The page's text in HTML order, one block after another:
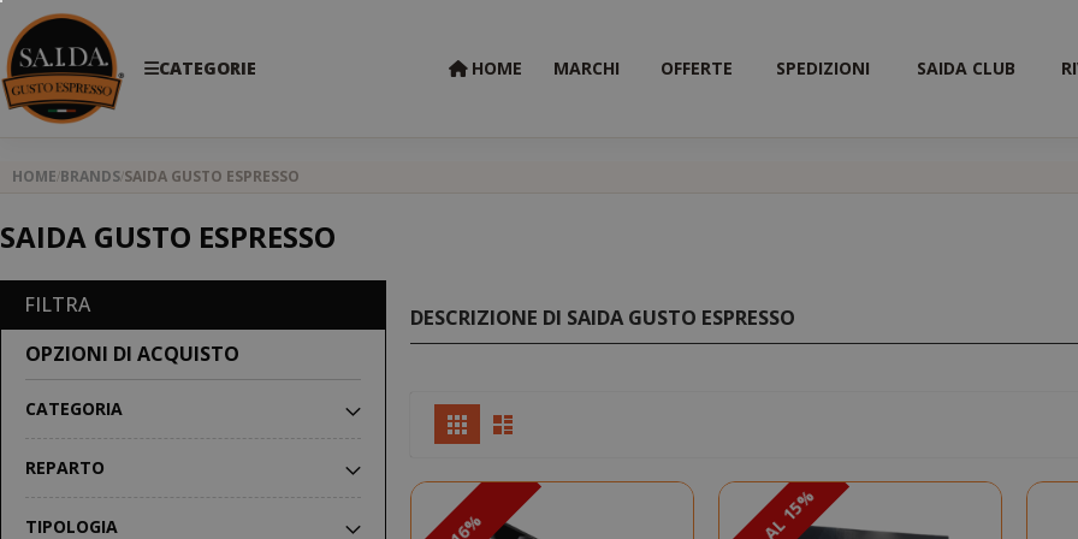
CATEGORIE HOME MARCHI OFFERTE SPEDIZIONI SAIDA CLUB
HOME BRANDS SAIDA GUSTO ESPRESSO
SAIDA GUSTO ESPRESSO
DESCRIZIONE DI SAIDA GUSTO ESPRESSO
Mostra
come
GrigliaLista
FILTRA
OPZIONI DI ACQUISTO
CATEGORIA
REPARTO
TIPOLOGIA